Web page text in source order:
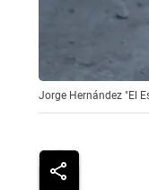
Jorge Hernández "El